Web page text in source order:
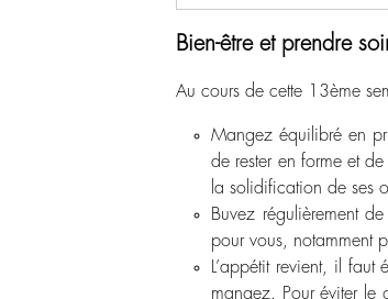
Bien-être et prendre
Au cours de cette 13ème
Mangez équilibré en
de rester en forme et
la solidification de ses
Buvez régulièrement
pour vous, notamment
L’appétit revient, il
mangez. Pour éviter le